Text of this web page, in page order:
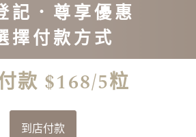
記．尊享優惠
擇付款方式
款 $168/5粒
到店付款